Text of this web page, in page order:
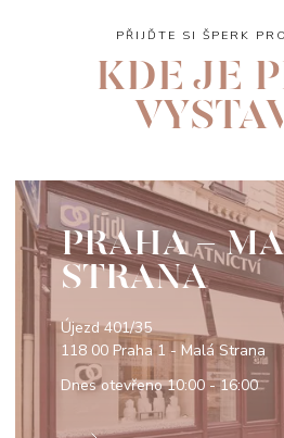
PŘIJĎTE SI ŠPERK
KDE JE
PRAHA -
STRANA
Újezd 401/35
118 00 Praha 1 - Malá Strana
Dnes otevřeno10:00 - 16:00